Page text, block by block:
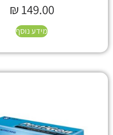
₪ 149.00
מידע נוסף